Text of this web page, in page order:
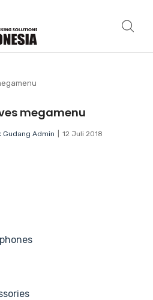
megamenu
Gudang Admin 12 Juli 2018